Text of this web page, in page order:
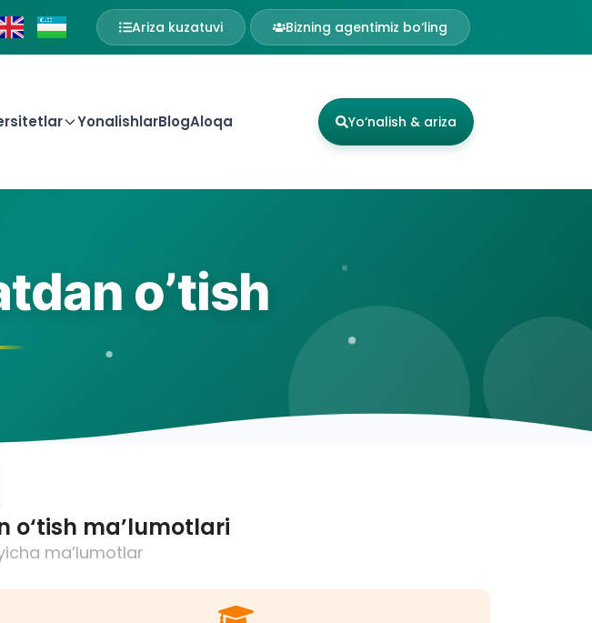
Ariza kuzatuvi Bizning agentimiz bo‘ling
YonalishlarBlogAloqa Yo‘nalish & ariza
o’tish
o‘tish ma’lumotlari
ma’lumotlar